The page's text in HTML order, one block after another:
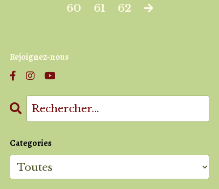
60
61 62
Rejoignez-nous
Categories